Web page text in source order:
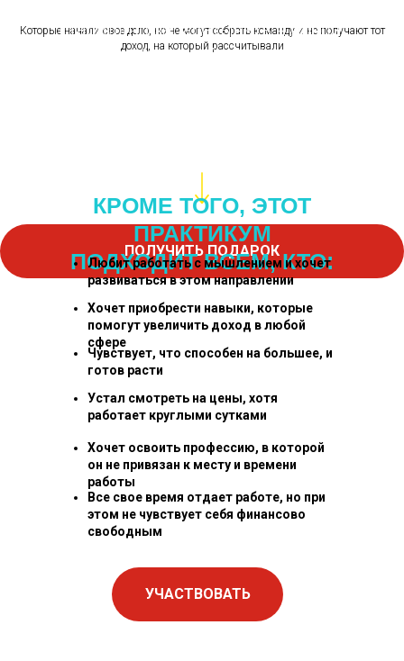
стабильно зарабатывать в новой,
востребованной профессии,
ПОЛУЧИТЬ ПОДАРОК
Которые начали свое дело, но не могут собрать команду и не получают тот
доход, на который рассчитывали
КРОМЕ ТОГО, ЭТОТ
ПРАКТИКУМ
ПОДХОДИТ ВСЕМ, КТО:
Любит работать с мышлением и хочет
развиваться в этом направлении
УЧАСТВОВАТЬ
Хочет приобрести навыки, которые
помогут увеличить доход в любой
сфере
Чувствует, что способен на большее, и
готов расти
Устал смотреть на цены, хотя
работает круглыми сутками
Хочет освоить профессию, в которой
он не привязан к месту и времени
работы
Все свое время отдает работе, но при
этом не чувствует себя финансово
свободным